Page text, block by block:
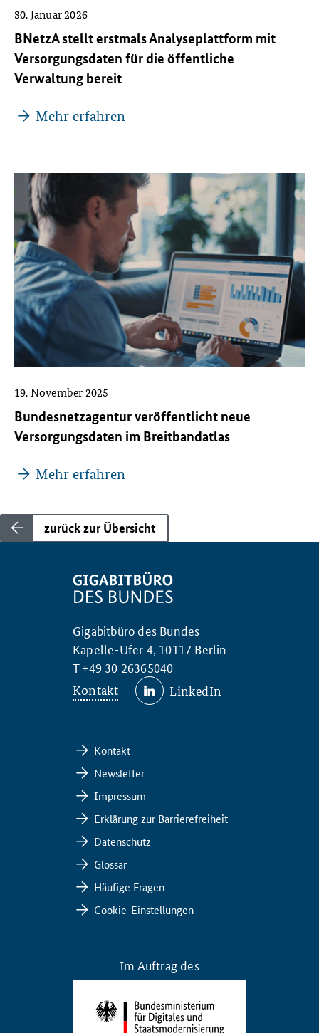
BNetzA stellt erstmals Analyseplattform mit
Versorgungsdaten für die öffentliche
Verwaltung bereit
30. Januar 2026
Mehr erfahren
Bundesnetzagentur veröffentlicht neue
Versorgungsdaten im Breitbandatlas
19. November 2025
Mehr erfahren
zurück zur Übersicht
Gigabitbüro des Bundes
Kapelle-Ufer 4, 10117 Berlin
T +49 30 26365040
Kontakt LinkedIn
Kontakt
Newsletter
Impressum
Erklärung zur Barrierefreiheit
Datenschutz
Glossar
Häufige Fragen
Cookie-Einstellungen
Im Auftrag des